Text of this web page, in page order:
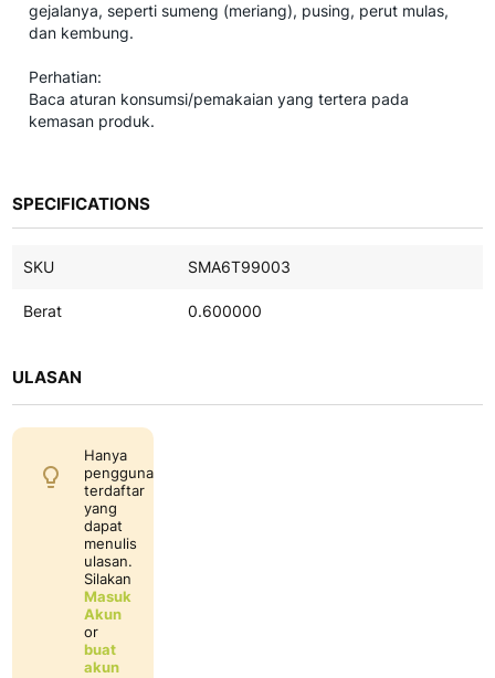
gejalanya, seperti sumeng (meriang), pusing, perut mulas,
dan kembung.
Perhatian:
Baca aturan konsumsi/pemakaian yang tertera pada
kemasan produk.
SPECIFICATIONS
SKU SMA6T99003
Berat 0.600000
ULASAN
Hanya
pengguna
terdaftar
yang
dapat
menulis
ulasan.
Silakan
Masuk
Akun
or
buat
akun